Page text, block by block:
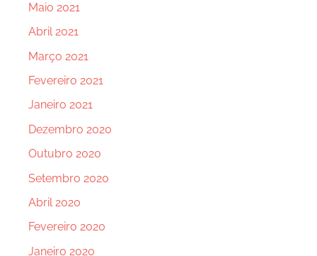
Maio 2021
Abril 2021
Março 2021
Fevereiro 2021
Janeiro 2021
Dezembro 2020
Outubro 2020
Setembro 2020
Abril 2020
Fevereiro 2020
Janeiro 2020